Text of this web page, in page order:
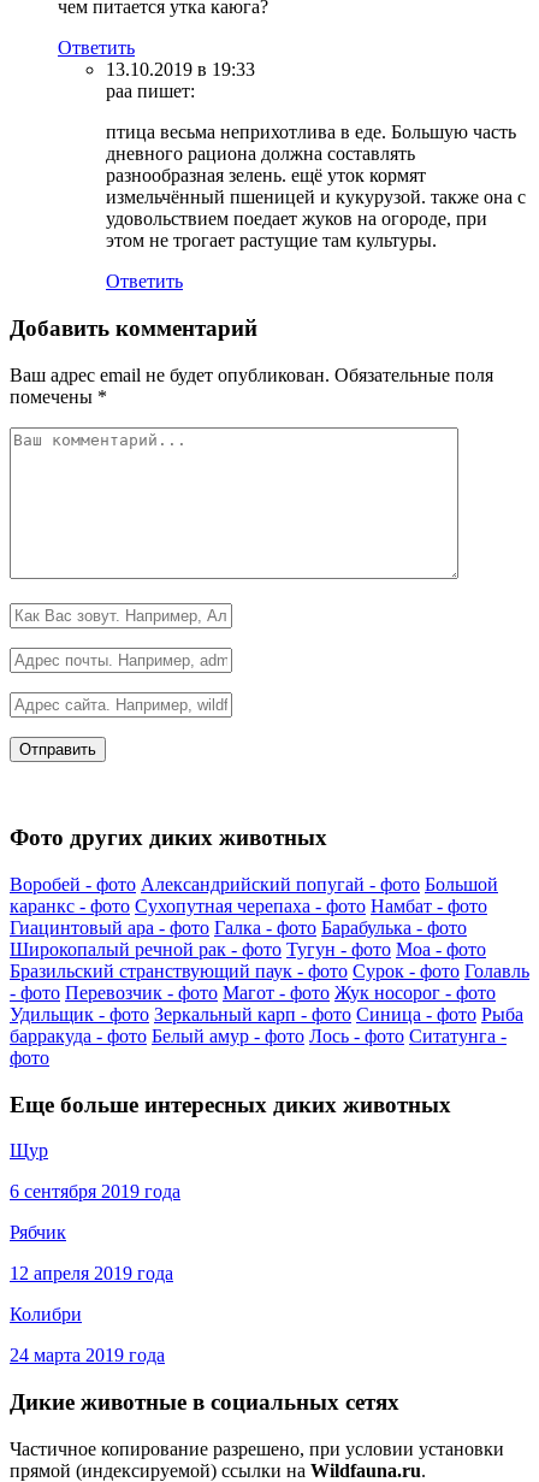
чем питается утка каюга?
Ответить
13.10.2019 в 19:33
раа пишет:
птица весьма неприхотлива в еде. Большую часть
дневного рациона должна составлять
разнообразная зелень. ещё уток кормят
измельчённый пшеницей и кукурузой. также она с
удовольствием поедает жуков на огороде, при
этом не трогает растущие там культуры.
Ответить
Добавить комментарий
Ваш адрес email не будет опубликован. Обязательные поля
помечены *
Фото других диких животных
Воробей - фото Александрийский попугай - фото Большой
каранкс - фото Сухопутная черепаха - фото Намбат - фото
Гиацинтовый ара - фото Галка - фото Барабулька - фото
Широкопалый речной рак - фото Тугун - фото Моа - фото
Бразильский странствующий паук - фото Сурок - фото Голавль
- фото Перевозчик - фото Магот - фото Жук носорог - фото
Удильщик - фото Зеркальный карп - фото Синица - фото Рыба
барракуда - фото Белый амур - фото Лось - фото Ситатунга -
фото
Еще больше интересных диких животных
Щур
6 сентября 2019 года
Рябчик
12 апреля 2019 года
Колибри
24 марта 2019 года
Дикие животные в социальных сетях
Частичное копирование разрешено, при условии установки
прямой (индексируемой) ссылки на Wildfauna.ru.